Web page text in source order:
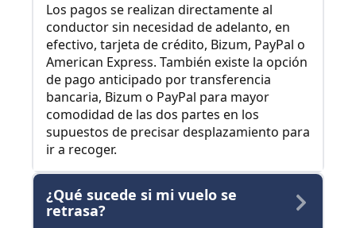
Los pagos se realizan directamente al
conductor sin necesidad de adelanto, en
efectivo, tarjeta de crédito, Bizum, PayPal o
American Express. También existe la opción
de pago anticipado por transferencia
bancaria, Bizum o PayPal para mayor
comodidad de las dos partes en los
supuestos de precisar desplazamiento para
ir a recoger.
¿Qué sucede si mi vuelo se
retrasa?